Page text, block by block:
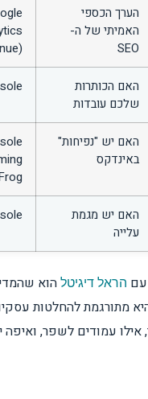
הערך הכספי
האמיתי של ה-
SEO
האם הכותרות
שלכם עובדות
האם יש "נפיחות"
באינדקס
האם יש מגמת
עלייה
עם הראל דיגיטל הוא
מתורגמת להחלטות
אילו עמודים לשפר, ואיפה